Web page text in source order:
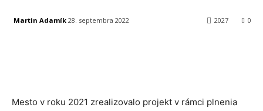
Martin Adamík 28. septembra 2022 0
2027
Mesto v roku 2021 zrealizovalo projekt v rámci plnenia